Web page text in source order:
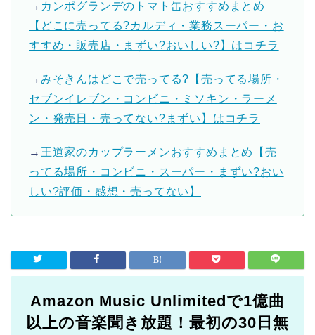
→ カンポグランデのトマト缶おすすめまとめ
【どこに売ってる?カルディ・業務スーパー・お
すすめ・販売店・まずい?おいしい?】はコチラ
→ みそきんはどこで売ってる?【売ってる場所・
セブンイレブン・コンビニ・ミソキン・ラーメ
ン・発売日・売ってない?まずい】はコチラ
→ 王道家のカップラーメンおすすめまとめ【売
ってる場所・コンビニ・スーパー・まずい?おい
しい?評価・感想・売ってない】
Amazon Music Unlimitedで1億曲
以上の音楽聞き放題！最初の30日無